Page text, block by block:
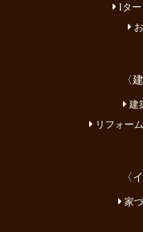
Iター
お
〈
建
リフォー
〈
家